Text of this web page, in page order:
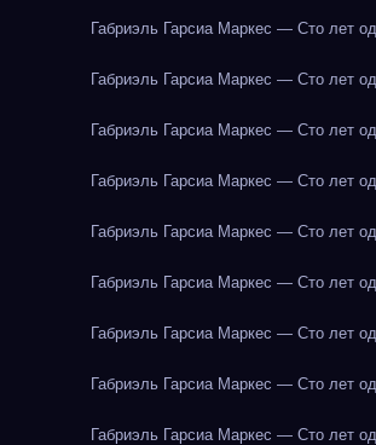
Габриэль Гарсиа Маркес — Сто лет
Габриэль Гарсиа Маркес — Сто лет
Габриэль Гарсиа Маркес — Сто лет
Габриэль Гарсиа Маркес — Сто лет
Габриэль Гарсиа Маркес — Сто лет
Габриэль Гарсиа Маркес — Сто лет
Габриэль Гарсиа Маркес — Сто лет
Габриэль Гарсиа Маркес — Сто лет
Габриэль Гарсиа Маркес — Сто лет